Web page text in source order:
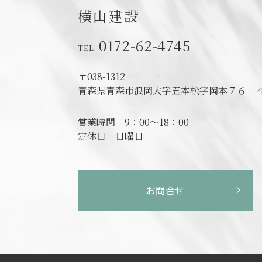
横山建設
0172-62-4745
〒038-1312
青森県青森市浪岡大字五本松字岡本７６－
営業時間 9：00～18：00
定休日
日曜日
お問合せ